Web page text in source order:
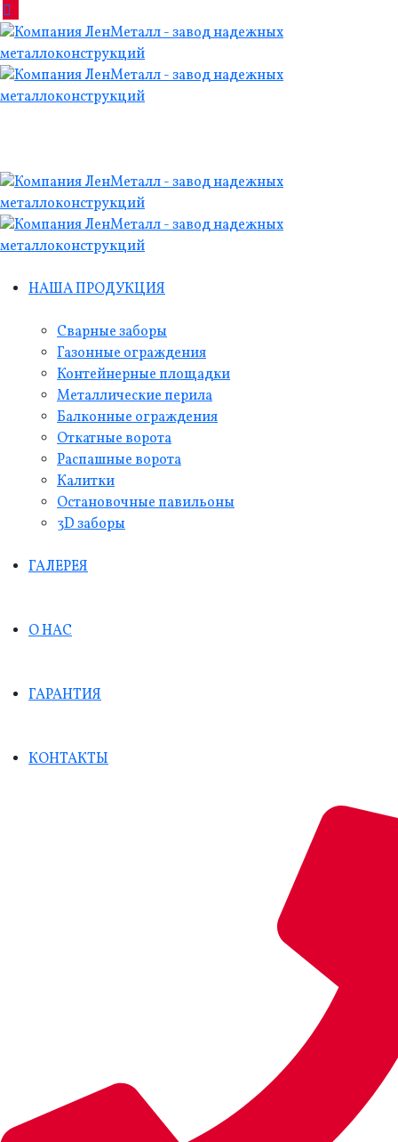
НАША ПРОДУКЦИЯ
Сварные заборы
Газонные ограждения
Контейнерные площадки
Металлические перила
Балконные ограждения
Откатные ворота
Распашные ворота
Калитки
Остановочные павильоны
3D заборы
ГАЛЕРЕЯ
О НАС
ГАРАНТИЯ
КОНТАКТЫ